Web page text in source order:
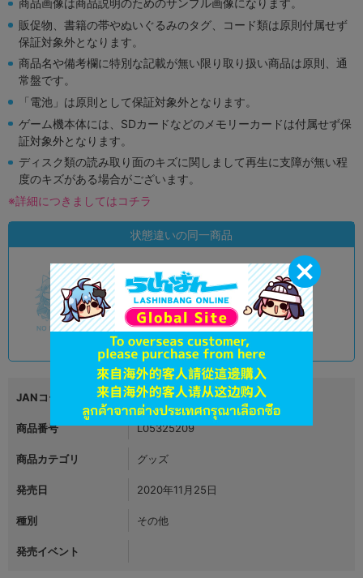
商品画像は商品説明のためのサンプル画像になります。
販促物、書籍の帯やぬいぐるみのタグ、コード類は原則付属せず
保証対象外となります。
商品名や備考欄に特別な記載が無い限り取り扱い商品は原則、通
常盤です。
「電池」は原則として保証対象外となります。
ゲーム機本体には、SDカードなどのメモリーカードは付属せず保
証対象外となります。
ディスク類の読み取り面のキズに関しまして再生に支障が無い程
度のキズがある場合がございます。
※詳細につきましてはコチラ
状態違いの同一商品
状態 :
オンライン
品切状態 7,190円 税込
JANコード 4999999999999
商品番号 L05325209
商品カテゴリ グッズ
発売日 2020年11月25日
種別 その他
発売イベント